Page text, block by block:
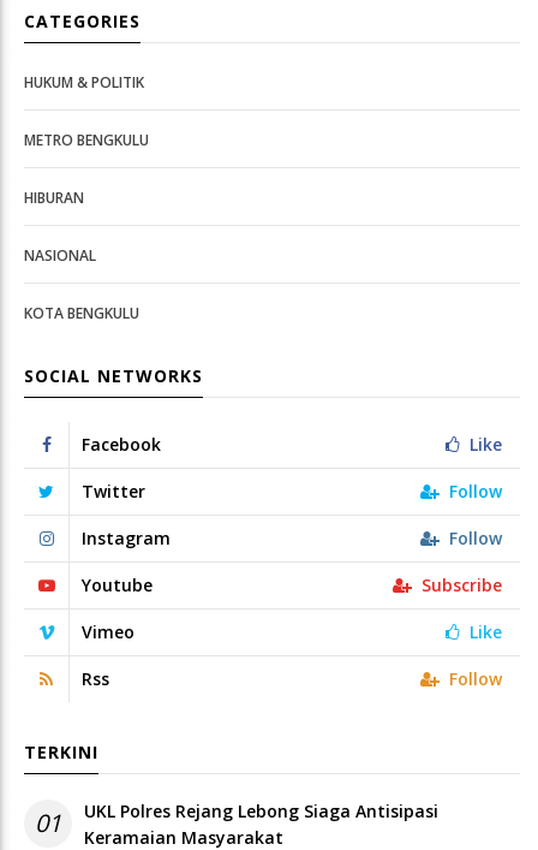
CATEGORIES
HUKUM & POLITIK
METRO BENGKULU
HIBURAN
NASIONAL
KOTA BENGKULU
SOCIAL NETWORKS
Facebook Like
Twitter Follow
Instagram Follow
Youtube Subscribe
Vimeo Like
Rss Follow
TERKINI
01
UKL Polres Rejang Lebong Siaga Antisipasi
Keramaian Masyarakat